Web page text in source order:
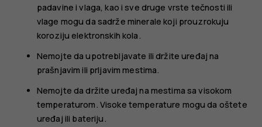
padavine i vlaga, kao i sve druge vrste tečnosti ili
vlage mogu da sadrže minerale koji prouzrokuju
koroziju elektronskih kola.
Nemojte da upotrebljavate ili držite uređaj na
prašnjavim ili prljavim mestima.
Nemojte da držite uređaj na mestima sa visokom
temperaturom. Visoke temperature mogu da oštete
uređaj ili bateriju.